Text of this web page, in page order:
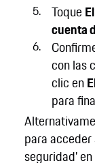
Toque
cuenta
con las
clic en
para
para
seguridad'